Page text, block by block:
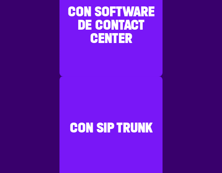
CON SOFTWARE
DE CONTACT
CENTER
CON SIP TRUNK